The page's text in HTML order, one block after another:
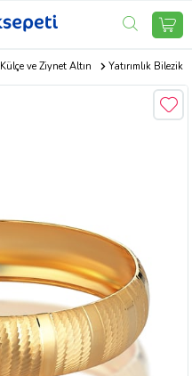
Külçe ve Ziynet Altın Yatırımlık Bilezik